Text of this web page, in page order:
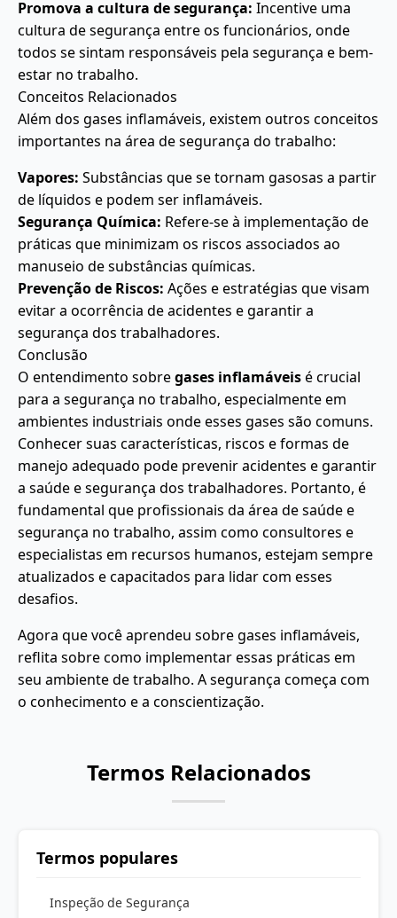
Promova a cultura de segurança: Incentive uma
cultura de segurança entre os funcionários, onde
todos se sintam responsáveis pela segurança e bem-
estar no trabalho.
Conceitos Relacionados
Além dos gases inflamáveis, existem outros conceitos
importantes na área de segurança do trabalho:
Vapores: Substâncias que se tornam gasosas a partir
de líquidos e podem ser inflamáveis.
Segurança Química: Refere-se à implementação de
práticas que minimizam os riscos associados ao
manuseio de substâncias químicas.
Prevenção de Riscos: Ações e estratégias que visam
evitar a ocorrência de acidentes e garantir a
segurança dos trabalhadores.
Conclusão
O entendimento sobregases inflamáveisé crucial
para a segurança no trabalho, especialmente em
ambientes industriais onde esses gases são comuns.
Conhecer suas características, riscos e formas de
manejo adequado pode prevenir acidentes e garantir
a saúde e segurança dos trabalhadores. Portanto, é
fundamental que profissionais da área de saúde e
segurança no trabalho, assim como consultores e
especialistas em recursos humanos, estejam sempre
atualizados e capacitados para lidar com esses
desafios.
Agora que você aprendeu sobre gases inflamáveis,
reflita sobre como implementar essas práticas em
seu ambiente de trabalho. A segurança começa com
o conhecimento e a conscientização.
Termos Relacionados
Termos populares
Inspeção de Segurança